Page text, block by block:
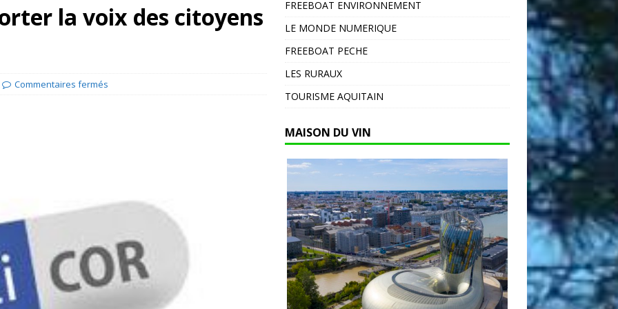
Espagne : 13 000 hectares brûlés dans un feu d’ampleur à
la voix des citoyens
Commentaires fermés
FREEBOAT ENVIRONNEMENT
LE MONDE NUMERIQUE
FREEBOAT PECHE
LES RURAUX
TOURISME AQUITAIN
MAISON DU VIN